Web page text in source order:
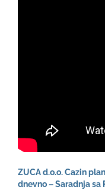
ZUCA d.o.o. Cazin
dnevno – Saradnja sa